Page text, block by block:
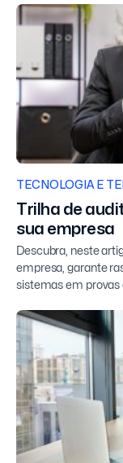
TECNOLOGIA E
Trilha de
sua empresa
Descubra, neste
empresa, garante
sistemas em provas